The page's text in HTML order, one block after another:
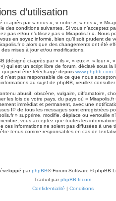
d’utilisation
ci-après par « nous », « notre », « nos », «
des conditions suivantes. Si vous n’acceptez
pas et/ou n’utilisez pas « Mirapolis.fr ». Nous
en soyez informé, bien qu’il soit prudent de
» alors que des changements ont été
mises à jour et/ou modifications.
(désigné ci-après par « ils », « eux », « leur »,
qui est un script libre de forum, déclaré sous la
qui peut être téléchargé depuis www.phpbb.com
n’est pas responsable de ce que nous
au sujet de phpBB, veuillez
abusif, obscène, vulgaire, diffamatoire,
les lois de votre pays, du pays où «
immédiat et permanent, avec une
IP de tous les messages sont enregistrées
» supprime, modifie, déplace ou verrouille
vous acceptez que toutes les
ces informations ne soient pas diffusées à une
tenus comme responsables en cas de
parphpBB® Forum Software © phpBB
Traduit parphpBB-fr.com
Confidentialité | Conditions